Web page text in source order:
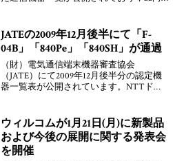
W51P」やNTTドコモ向けと見られるNEC
製「FO
JATEの2009年12月後半にて「F-
04B」「840Pe」「840SH」が通過
（財）電気通信端末機器審査協会
（JATE）にて2009年12月後半分の認定機
器一覧表が公開されています。NTTドコ
トバンクモバイル向けパナソニ
ウィルコムが1月21日(月)に新製品
および今後の展開に関する発表会
を開催